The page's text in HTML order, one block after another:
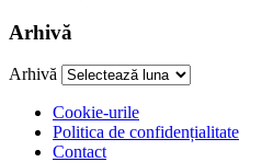
Arhivă
Arhivă
Cookie-urile
Politica de confidențialitate
Contact